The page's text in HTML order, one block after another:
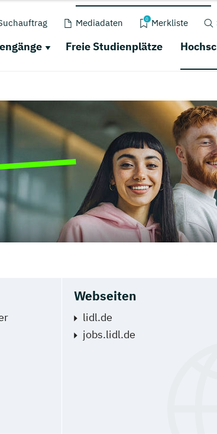
Mediadaten 0 Merkliste
Freie Studienplätze
Webseiten
lidl.de
jobs.lidl.de